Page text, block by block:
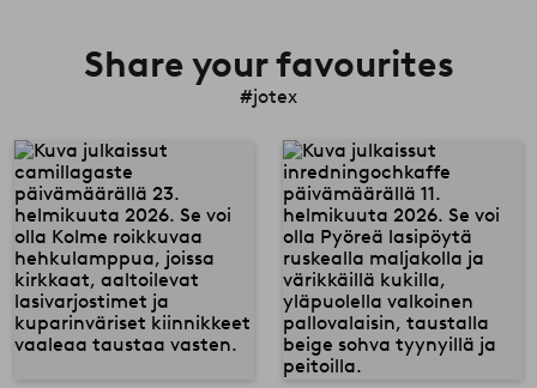
Share your favourites
#jotex